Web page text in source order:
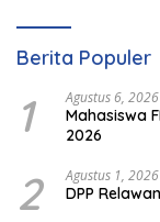
Berita Populer
1 Agustus 6, 2026
Mahasiswa
2026
2 Agustus 1, 2026
DPP